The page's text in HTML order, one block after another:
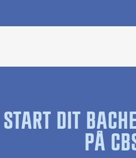
START DIT
PÅ